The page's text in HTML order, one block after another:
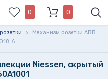
0 0
>
Механизм розетки ABB
Niessen, скрытый